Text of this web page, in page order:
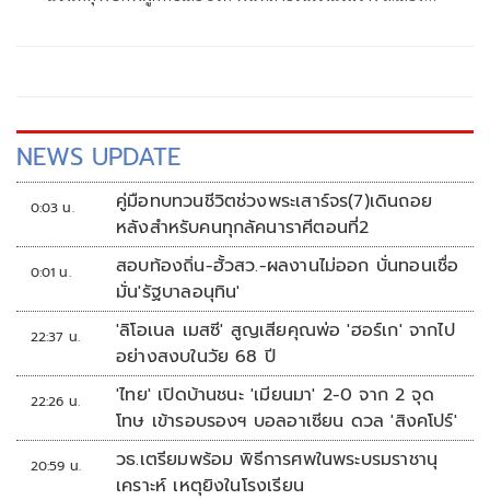
NEWS UPDATE
0:03 น.
คู่มือทบทวนชีวิตช่วงพระเสาร์จร(7)เดินถอย
หลังสำหรับคนทุกลัคนาราศีตอนที่2
0:01 น.
สอบท้องถิ่น-ฮั้วสว.-ผลงานไม่ออก บั่นทอนเชื่อ
มั่น'รัฐบาลอนุทิน'
22:37 น.
'ลิโอเนล เมสซี' สูญเสียคุณพ่อ 'ฮอร์เก' จากไป
อย่างสงบในวัย 68 ปี
22:26 น.
'ไทย' เปิดบ้านชนะ 'เมียนมา' 2-0 จาก 2 จุด
โทษ เข้ารอบรองฯ บอลอาเซียน ดวล 'สิงคโปร์'
20:59 น.
วธ.เตรียมพร้อม พิธีการศพในพระบรมราชานุ
เคราะห์ เหตุยิงในโรงเรียน